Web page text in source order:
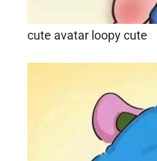
cute avatar loopy cute